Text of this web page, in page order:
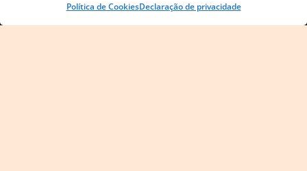
Política de CookiesDeclaração de privacidade